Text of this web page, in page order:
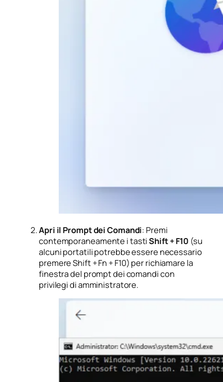
Apri il Prompt dei Comandi: Premi
contemporaneamente i tastiShift + F10 (su
alcuni portatili potrebbe essere necessario
premere Shift + Fn + F10) per richiamare la
finestra del prompt dei comandi con
privilegi di amministratore.